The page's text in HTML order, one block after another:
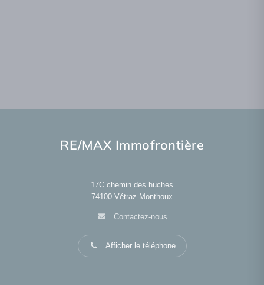
RE/MAX Immofrontière
17C chemin des huches
74100 Vétraz-Monthoux
Contactez-nous
Afficher le téléphone